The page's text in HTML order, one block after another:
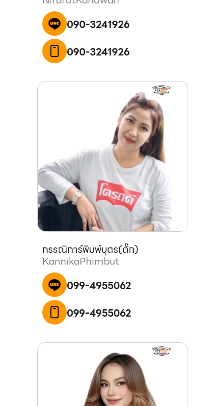
090-3241926
090-3241926
กรรณิการ์พิมพ์บุตร(ตั๊ก)
KannikaPhimbut
099-4955062
099-4955062